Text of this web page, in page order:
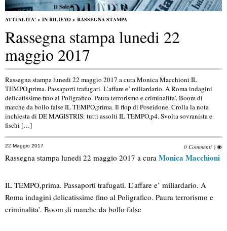
ATTUALITA' > IN RILIEVO > RASSEGNA STAMPA
Rassegna stampa lunedi 22
maggio 2017
Rassegna stampa lunedi 22 maggio 2017 a cura Monica Macchioni IL
TEMPO,prima. Passaporti trafugati. L’affare e’ miliardario. A Roma indagini
delicatissime fino al Poligrafico. Paura terrorismo e criminalita’. Boom di
marche da bollo false IL TEMPO,prima. Il flop di Poseidone. Crolla la nota
inchiesta di DE MAGISTRIS: tutti assolti IL TEMPO,p4. Svolta sovranista e
fischi […]
22 Maggio 2017 0 Commenti |
Rassegna stampa lunedi 22 maggio 2017 a cura Monica Macchioni
IL TEMPO,prima. Passaporti trafugati. L’affare e’ miliardario. A
Roma indagini delicatissime fino al Poligrafico. Paura terrorismo e
criminalita’. Boom di marche da bollo false